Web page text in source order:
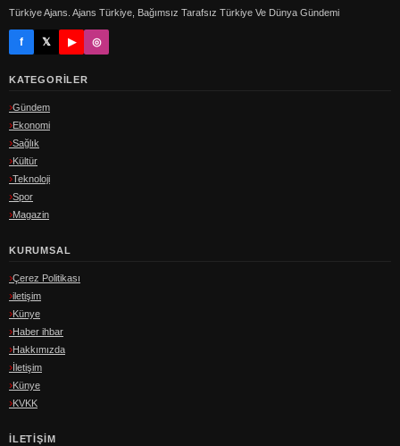
Türkiye Ajans. Ajans Türkiye, Bağımsız Tarafsız Türkiye Ve Dünya Gündemi
f 𝕏 ▶ ◎
KATEGORILER
Gündem
Ekonomi
Sağlık
Kültür
Teknoloji
Spor
Magazin
KURUMSAL
Çerez Politikası
iletişim
Künye
Haber ihbar
Hakkımızda
İletişim
Künye
KVKK
İLETIŞIM